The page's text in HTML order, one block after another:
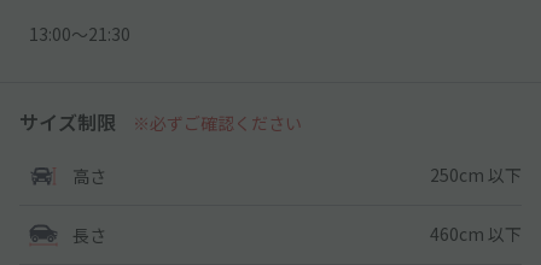
13:00〜21:30
サイズ制限 ※必ずご確認ください
高さ 250cm 以下
長さ 460cm 以下